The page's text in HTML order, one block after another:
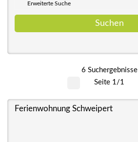
Erweiterte Suche
6 Suchergebnisse
Seite 1/1
Ferienwohnung Schweipert